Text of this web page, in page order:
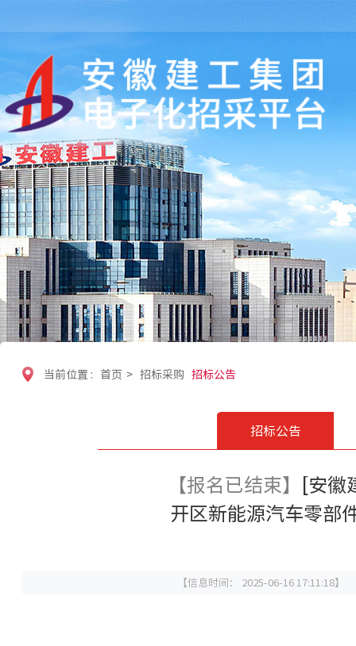
当前位置 : 首页 > 招标采购 招标公告
招标公告
【报名已结束】 [安徽
开区新能源汽车零部
【信息时间： 2025-06-16 17:11:18】